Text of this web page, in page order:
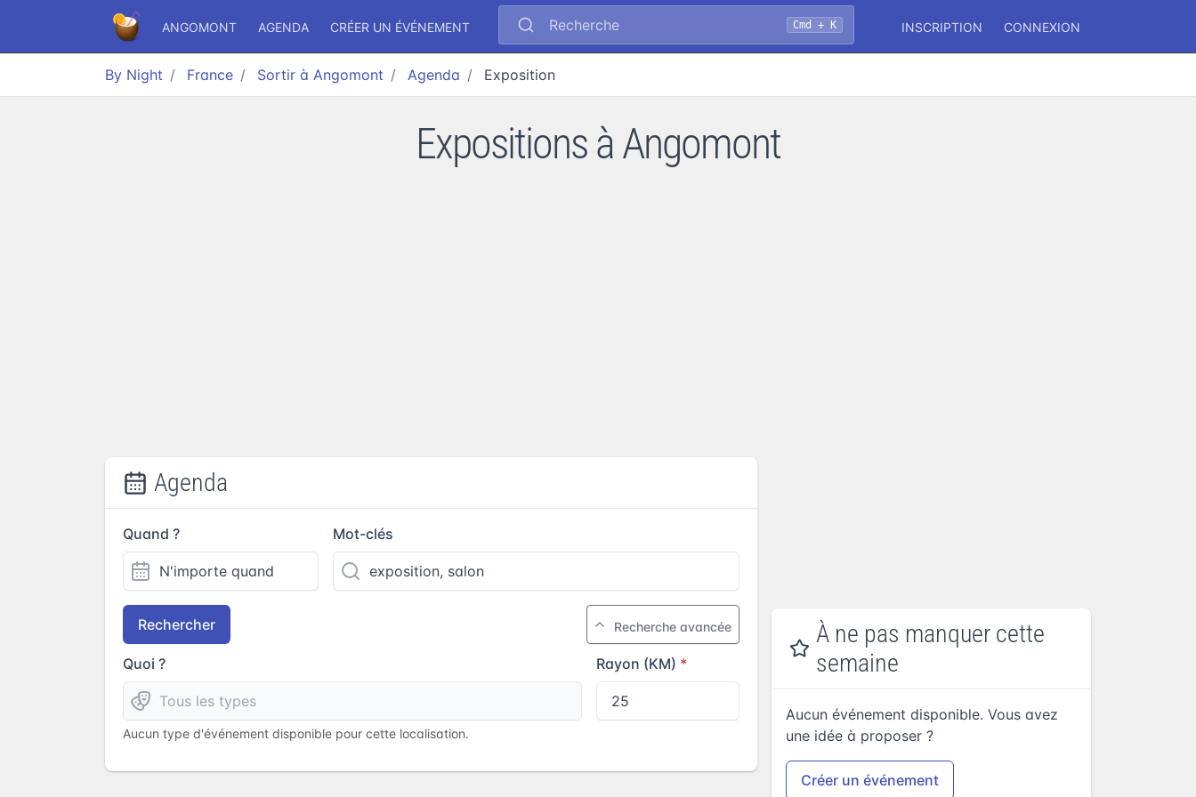
ANGOMONT AGENDA CRÉER UN ÉVÉNEMENT Recherche Cmd + K INSCRIPTION CONNEXION
By Night France Sortir à Angomont Agenda Exposition
Expositions à Angomont
Agenda
Quand ? Mot-clés
Rechercher Recherche avancée
Quoi ?
Aucun type d'événement disponible pour cette localisation.
Rayon (KM)
À ne pas manquer cette
semaine
Aucun événement disponible. Vous avez
une idée à proposer ?
Créer un événement